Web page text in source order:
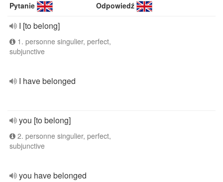
Pytanie Odpowiedź
I [to belong]
1. personne singulier, perfect,
subjunctive
I have belonged
you [to belong]
2. personne singulier, perfect,
subjunctive
you have belonged